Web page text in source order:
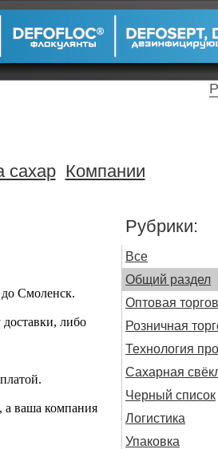
сахар Компании
Рубрики:
Все
Общий раздел
Оптовая
Розничная
Технология
Сахарная
Черный список
Логистика
Упаковка
Смоленск.
либо
а ваша компания